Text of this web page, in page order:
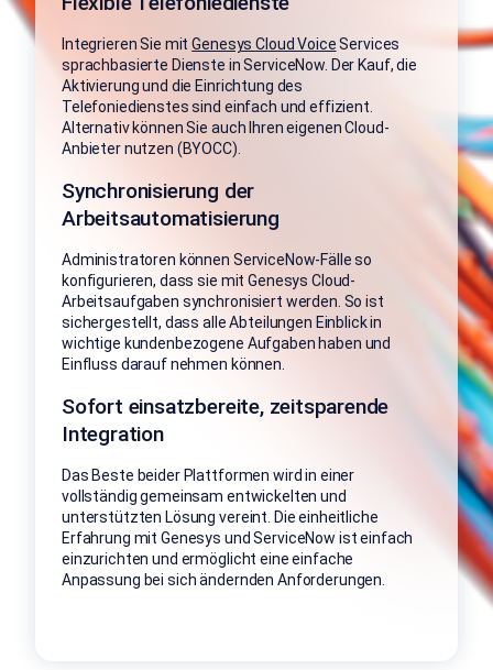
Integrieren Sie mitGenesys Cloud VoiceServices
sprachbasierte Dienste in ServiceNow. Der Kauf, die
Aktivierung und die Einrichtung des
Telefoniedienstes sind einfach und effizient.
Alternativ können Sie auch Ihren eigenen Cloud-
Anbieter nutzen (BYOCC).
Synchronisierung der
Arbeitsautomatisierung
Administratoren können ServiceNow-Fälle so
konfigurieren, dass sie mit Genesys Cloud-
Arbeitsaufgaben synchronisiert werden. So ist
sichergestellt, dass alle Abteilungen Einblick in
wichtige kundenbezogene Aufgaben haben und
Einfluss darauf nehmen können.
Sofort einsatzbereite, zeitsparende
Integration
Das Beste beider Plattformen wird in einer
vollständig gemeinsam entwickelten und
unterstützten Lösung vereint. Die einheitliche
Erfahrung mit Genesys und ServiceNow ist einfach
einzurichten und ermöglicht eine einfache
Anpassung bei sich ändernden Anforderungen.